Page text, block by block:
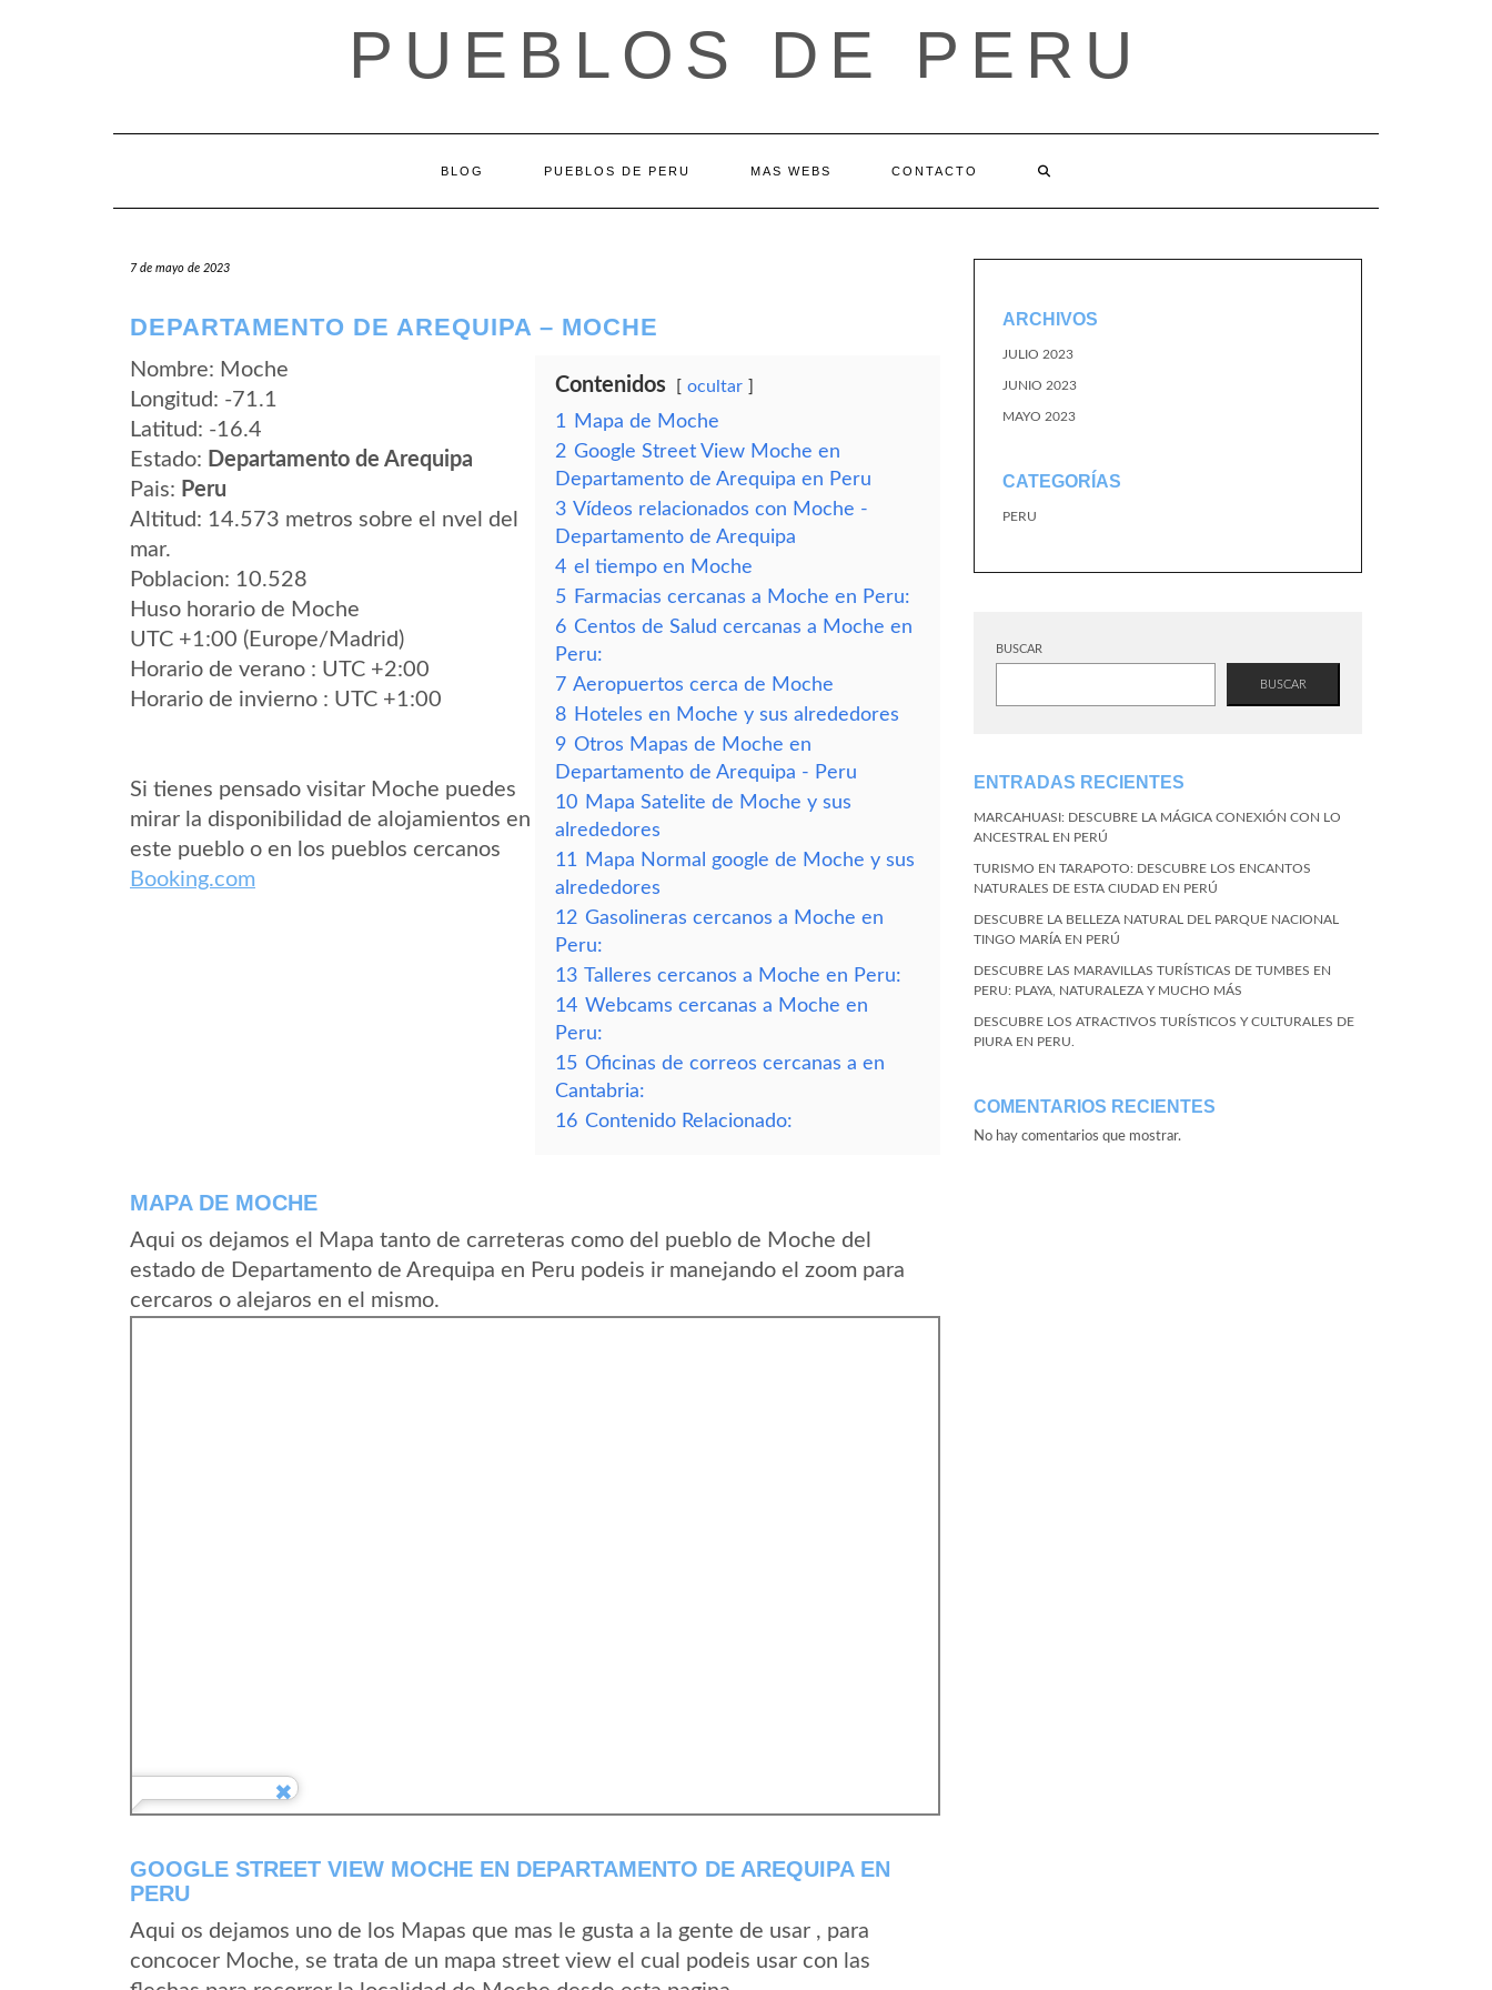
PUEBLOS DE PERU
BLOG PUEBLOS DE PERU MAS WEBS CONTACTO
7 de mayo de 2023
DEPARTAMENTO DE AREQUIPA – MOCHE
Nombre: Moche
Longitud: -71.1
Latitud: -16.4
Estado: Departamento de Arequipa
Pais: Peru
Altitud: 14.573 metros sobre el nvel del
mar.
Poblacion: 10.528
Huso horario de Moche
UTC +1:00 (Europe/Madrid)
Horario de verano : UTC +2:00
Horario de invierno : UTC +1:00
Si tienes pensado visitar Moche puedes
mirar la disponibilidad de alojamientos en
este pueblo o en los pueblos cercanos
Booking.com
Contenidos ocultar
1
Mapa de Moche
2 Google Street View Moche en
Departamento de Arequipa en Peru
3 Vídeos relacionados con Moche -
Departamento de Arequipa
4 el tiempo en Moche
5 Farmacias cercanas a Moche en Peru:
6 Centos de Salud cercanas a Moche en
Peru:
7 Aeropuertos cerca de Moche
8 Hoteles en Moche y sus alrededores
9 Otros Mapas de Moche en
Departamento de Arequipa - Peru
10 Mapa Satelite de Moche y sus
alrededores
11
Mapa Normal google de Moche y sus
alrededores
12 Gasolineras cercanos a Moche en
Peru:
13 Talleres cercanos a Moche en Peru:
14 Webcams cercanas a Moche en
Peru:
15 Oficinas de correos cercanas a en
Cantabria:
16 Contenido Relacionado:
MAPA DE MOCHE
Aqui os dejamos el Mapa tanto de carreteras como del pueblo de Moche del
estado de Departamento de Arequipa en Peru podeis ir manejando el zoom para
cercaros o alejaros en el mismo.
GOOGLE STREET VIEW MOCHE EN DEPARTAMENTO DE AREQUIPA EN
PERU
Aqui os dejamos uno de los Mapas que mas le gusta a la gente de usar , para
concocer Moche, se trata de un mapa street view el cual podeis usar con las
ARCHIVOS
JULIO 2023
JUNIO 2023
MAYO 2023
CATEGORÍAS
PERU
BUSCAR
BUSCAR
ENTRADAS RECIENTES
MARCAHUASI: DESCUBRE LA MÁGICA CONEXIÓN CON LO
ANCESTRAL EN PERÚ
TURISMO EN TARAPOTO: DESCUBRE LOS ENCANTOS
NATURALES DE ESTA CIUDAD EN PERÚ
DESCUBRE LA BELLEZA NATURAL DEL PARQUE NACIONAL
TINGO MARÍA EN PERÚ
DESCUBRE LAS MARAVILLAS TURÍSTICAS DE TUMBES EN
PERU: PLAYA, NATURALEZA Y MUCHO MÁS
DESCUBRE LOS ATRACTIVOS TURÍSTICOS Y CULTURALES DE
PIURA EN PERU.
COMENTARIOS RECIENTES
No hay comentarios que mostrar.